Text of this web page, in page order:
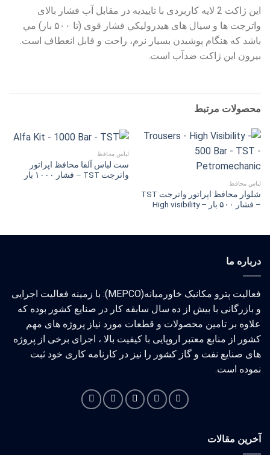
اين ژاكت 2 لايه كاربردی با تاييديه در مقابل آب فشار بالای
واترجت ها و سيال های هيدروليكي فشار قوی (تا ۵۰۰ بار) مي
باشد كه هنگام پوشيدن بسيار نرم، راحت و قابل انعطاف است.
بيرون اين ژاكت ضدآب است.
محصولات مرتبط
لباس محافظ
شلوار محافظ اپراتور واترجت TST
– فشار ۵۰۰ بار – High visibility
لباس محافظ
ست لباس آلفا محافظ اپراتور
واترجت TST – فشار ۱۰۰۰ بار
درباره ما
فعالیت پترو مکانیک خاورمیانه(MEPCO): با زمینه فعالیت اجرایی
و بازرگانی با بیش از ده سال سابقه کار در صنایع کشور بوده که
علاوه بر تامین محصولات و قطعات مورد نیاز پروژه های مهم
کشور از منابع معتبر اروپایی با کیفیت بالا ، اجرای برخی از پروژه
های صنایع نفت و گاز کشور را نیز در کارنامه کاری خود ثبت
نموده است.
آخرین مقالات